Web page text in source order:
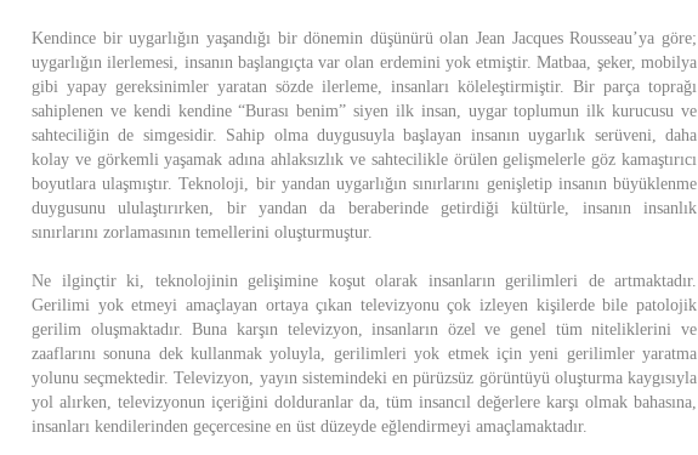
Kendince bir uygarlığın yaşandığı bir dönemin düşünürü olan Jean Jacques Rousseau’ya göre;
uygarlığın ilerlemesi, insanın başlangıçta var olan erdemini yok etmiştir. Matbaa, şeker, mobilya
gibi yapay gereksinimler yaratan sözde ilerleme, insanları köleleştirmiştir. Bir parça toprağı
sahiplenen ve kendi kendine “Burası benim” siyen ilk insan, uygar toplumun ilk kurucusu ve
sahteciliğin de simgesidir. Sahip olma duygusuyla başlayan insanın uygarlık serüveni, daha
kolay ve görkemli yaşamak adına ahlaksızlık ve sahtecilikle örülen gelişmelerle göz kamaştırıcı
boyutlara ulaşmıştır. Teknoloji, bir yandan uygarlığın sınırlarını genişletip insanın büyüklenme
duygusunu ululaştırırken, bir yandan da beraberinde getirdiği kültürle, insanın insanlık
sınırlarını zorlamasının temellerini oluşturmuştur.
Ne ilginçtir ki, teknolojinin gelişimine koşut olarak insanların gerilimleri de artmaktadır.
Gerilimi yok etmeyi amaçlayan ortaya çıkan televizyonu çok izleyen kişilerde bile patolojik
gerilim oluşmaktadır. Buna karşın televizyon, insanların özel ve genel tüm niteliklerini ve
zaaflarını sonuna dek kullanmak yoluyla, gerilimleri yok etmek için yeni gerilimler yaratma
yolunu seçmektedir. Televizyon, yayın sistemindeki en pürüzsüz görüntüyü oluşturma kaygısıyla
yol alırken, televizyonun içeriğini dolduranlar da, tüm insancıl değerlere karşı olmak bahasına,
insanları kendilerinden geçercesine en üst düzeyde eğlendirmeyi amaçlamaktadır.